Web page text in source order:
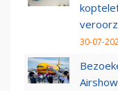
30-07-